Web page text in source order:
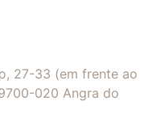
27-33 (em frente ao
020 Angra do